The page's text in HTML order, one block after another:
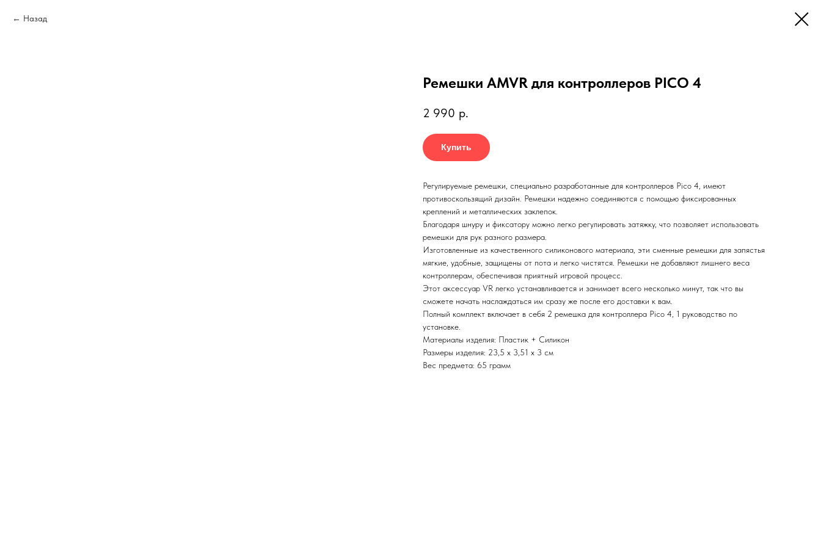
Назад
Ремешки AMVR для контроллеров PICO 4
2 990 р.
Купить
Регулируемые ремешки, специально разработанные для контроллеров Pico 4, имеют
противоскользящий дизайн. Ремешки надежно соединяются с помощью фиксированных
креплений и металлических заклепок.
Благодаря шнуру и фиксатору можно легко регулировать затяжку, что позволяет использовать
ремешки для рук разного размера.
Изготовленные из качественного силиконового материала, эти сменные ремешки для запястья
мягкие, удобные, защищены от пота и легко чистятся. Ремешки не добавляют лишнего веса
контроллерам, обеспечивая приятный игровой процесс.
Этот аксессуар VR легко устанавливается и занимает всего несколько минут, так что вы
сможете начать наслаждаться им сразу же после его доставки к вам.
Полный комплект включает в себя 2 ремешка для контроллера Pico 4, 1 руководство по
установке.
Материалы изделия: Пластик + Силикон
Размеры изделия: 23,5 х 3,51 х 3 см
Вес предмета: 65 грамм